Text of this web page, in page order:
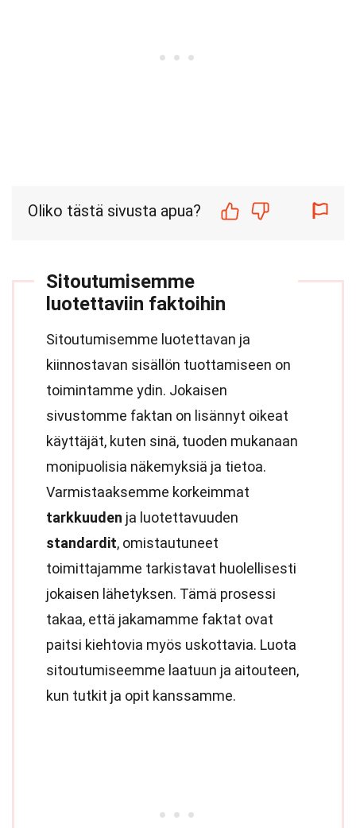
Oliko tästä sivusta apua?
Sitoutumisemme
luotettaviin faktoihin
Sitoutumisemme luotettavan ja
kiinnostavan sisällön tuottamiseen on
toimintamme ydin. Jokaisen
sivustomme faktan on lisännyt oikeat
käyttäjät, kuten sinä, tuoden mukanaan
monipuolisia näkemyksiä ja tietoa.
Varmistaaksemme korkeimmat
tarkkuuden ja luotettavuuden
standardit, omistautuneet
toimittajamme tarkistavat huolellisesti
jokaisen lähetyksen. Tämä prosessi
takaa, että jakamamme faktat ovat
paitsi kiehtovia myös uskottavia. Luota
sitoutumiseemme laatuun ja aitouteen,
kun tutkit ja opit kanssamme.